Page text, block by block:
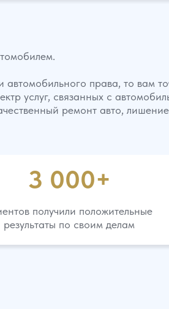
права, то вам
услуг, связанных с
ремонт авто,
3 000+
получили положительные
результаты по своим делам